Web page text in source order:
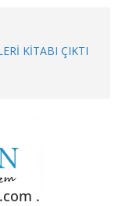
KİTABI ÇIKTI
YASASI
.